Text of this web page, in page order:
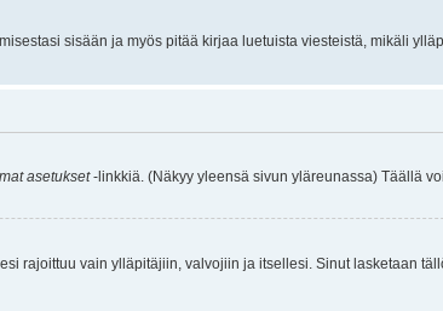
sisään ja myös pitää kirjaa luetuista viesteistä, mikäli
asetukset-linkkiä. (Näkyy yleensä sivun yläreunassa) Täällä
rajoittuu vain ylläpitäjiin, valvojiin ja itsellesi. Sinut lasketaan